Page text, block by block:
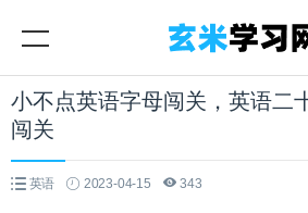
小不点英语字母闯关，英语二
闯关
英语 2023-04-15 343